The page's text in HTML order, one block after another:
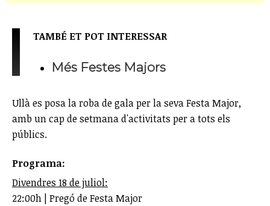
TAMBÉ ET POT INTERESSAR
Més Festes Majors
Ullà es posa la roba de gala per la seva Festa Major,
amb un cap de setmana d'activitats per a tots els
públics.
Programa:
Divendres 18 de juliol:
22:00h | Pregó de Festa Major